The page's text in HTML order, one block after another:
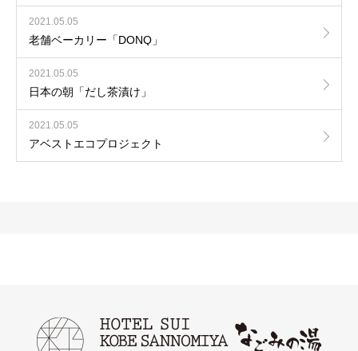
2021.05.05
老舗ベーカリー「DONQ」
2021.05.05
日本の朝「だし茶漬け」
2021.05.05
アベストエコプロジェクト